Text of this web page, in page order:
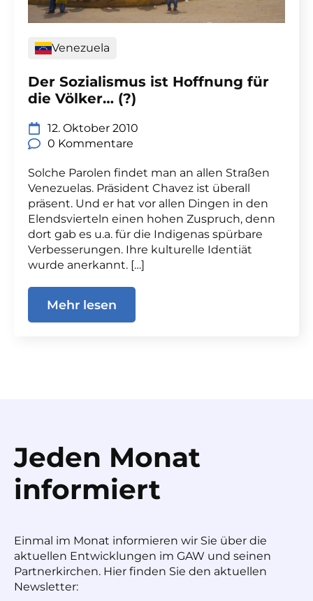
Venezuela
Der Sozialismus ist Hoffnung für
die Völker… (?)
12. Oktober 2010
0 Kommentare
Solche Parolen findet man an allen Straßen
Venezuelas. Präsident Chavez ist überall
präsent. Und er hat vor allen Dingen in den
Elendsvierteln einen hohen Zuspruch, denn
dort gab es u.a. für die Indigenas spürbare
Verbesserungen. Ihre kulturelle Identiät
wurde anerkannt. […]
Mehr lesen
Jeden Monat
informiert
Einmal im Monat informieren wir Sie über die
aktuellen Entwicklungen im GAW und seinen
Partnerkirchen. Hier finden Sie den aktuellen
Newsletter: